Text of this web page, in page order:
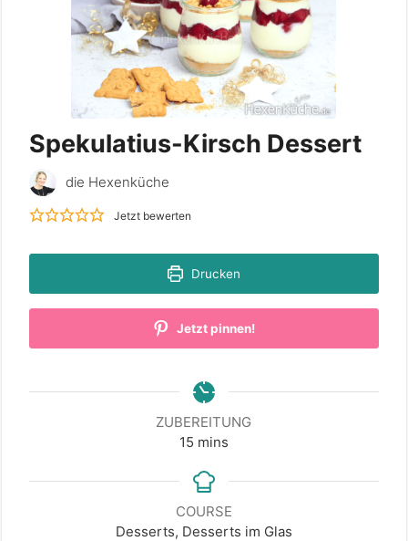
Spekulatius-Kirsch Dessert
die Hexenküche
Jetzt bewerten
Drucken
Jetzt pinnen!
ZUBEREITUNG
15minutes
mins
COURSE
Desserts, Desserts im Glas